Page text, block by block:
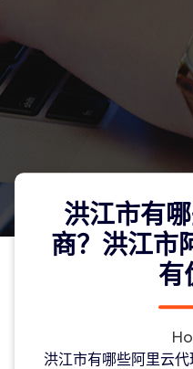
洪江市有
商？洪江市
有
洪江市有哪些阿里云
里云代理哪家有